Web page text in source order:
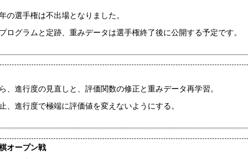
の選手権は不出場となりました。
ログラムと定跡、重みデータは選手権終了後に公開する予定です。
、進行度の見直しと、評価関数の修正と重みデータ再学習。
、進行度で極端に評価値を変えないようにする。
オープン戦